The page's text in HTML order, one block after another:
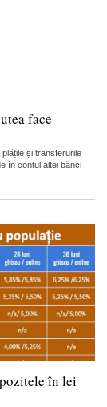
face
și transferurile
în contul altei bănci
în lei